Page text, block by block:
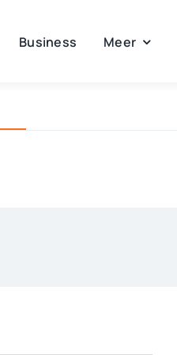
Business Meer